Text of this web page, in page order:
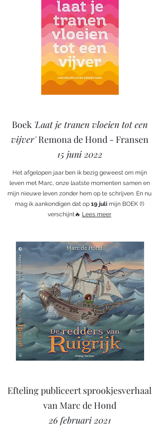
Boek 'Laat je tranen vloeien tot een
vijver'Remona de Hond - Fransen
15 juni 2022
Het afgelopen jaar ben ik bezig geweest om mijn
leven met Marc, onze laatste momenten samen en
mijn nieuwe leven zonder hem op te schrijven. En nu
mag ik aankondigen dat op 19 juli mijn BOEK (!)
verschijnt🔥 Lees meer
Efteling publiceert sprookjesverhaal
van Marc de Hond
26 februari 2021